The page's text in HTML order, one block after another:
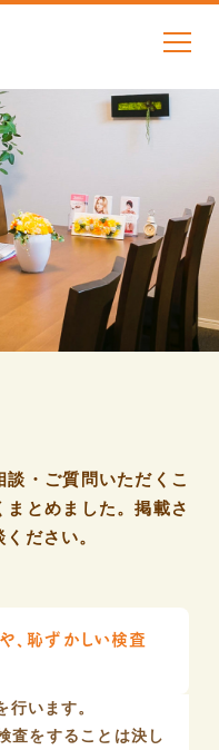
・ご質問いただくこ
まとめました。掲載さ
ださい。
、恥ずかしい検査
行います。
査をすることは決し